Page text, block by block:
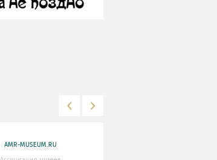
AMR-MUSEUM.RU